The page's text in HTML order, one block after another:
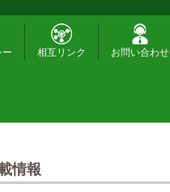
ー 相互リンク お問い合わせ
情報